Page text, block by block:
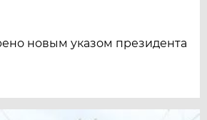
новым указом президента